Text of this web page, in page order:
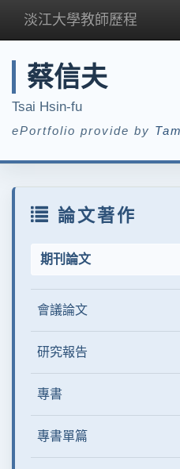
淡江大學教師歷程
蔡信夫
Tsai Hsin-fu
ePortfolio provide by
論文著作
期刊論文
會議論文
研究報告
專書
專書單篇